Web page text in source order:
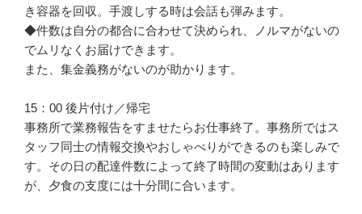
き容器を回収。手渡しする時は会話も弾みます。
◆件数は自分の都合に合わせて決められ、ノルマがないの
でムリなくお届けできます。
また、集金義務がないのが助かります。
15：00 後片付け／帰宅
事務所で業務報告をすませたらお仕事終了。事務所ではス
タッフ同士の情報交換やおしゃべりができるのも楽しみで
す。その日の配達件数によって終了時間の変動はあります
が、夕食の支度には十分間に合います。